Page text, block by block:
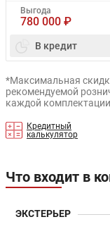
Выгода
780 000 ₽
В кредит
*Максимальная
рекомендуемой
каждой
Кредитный
калькулятор
Что входит в
ЭКСТЕРЬЕР